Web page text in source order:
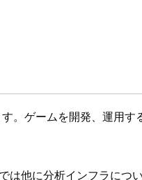
。ゲームを開発、運用
他に分析インフラにつ